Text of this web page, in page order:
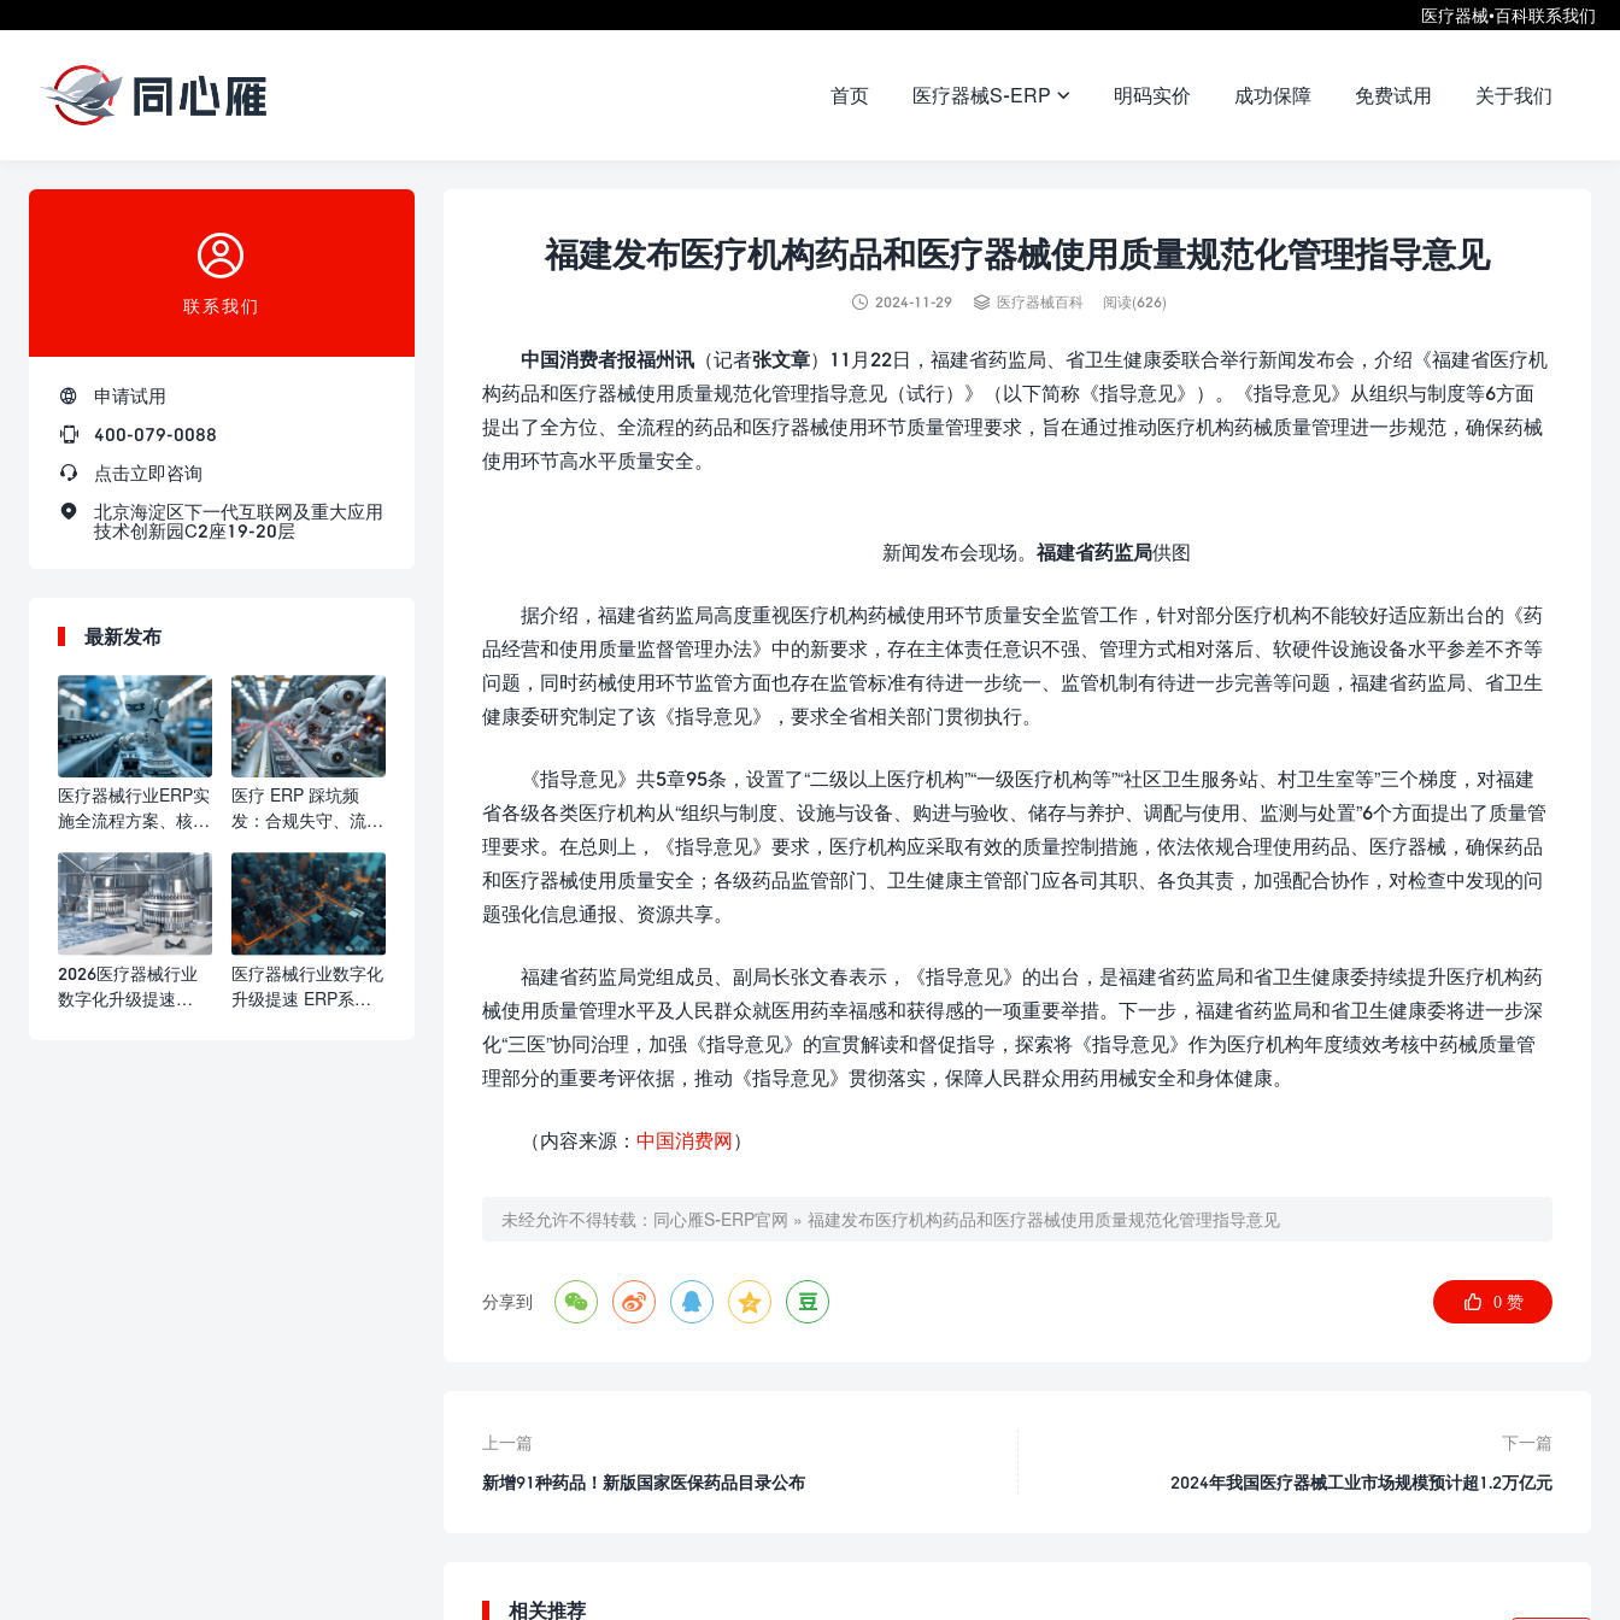
医疗器械•百科联系我们
首页 医疗器械S-ERP  明码实价 成功保障 免费试用 关于我们
福建发布医疗机构药品和医疗器械使用质量规范化管理指导意见
 2024-11-29  医疗器械百科 阅读(626)
中国消费者报福州讯 （记者张文章）11月22日，福建省药监局、省卫生健康委联合举行新闻发布会，介绍《福建省医疗机
构药品和医疗器械使用质量规范化管理指导意见（试行）》（以下简称《指导意见》）。《指导意见》从组织与制度等6方面
提出了全方位、全流程的药品和医疗器械使用环节质量管理要求，旨在通过推动医疗机构药械质量管理进一步规范，确保药械
使用环节高水平质量安全。
新闻发布会现场。 福建省药监局供图
据介绍，福建省药监局高度重视医疗机构药械使用环节质量安全监管工作，针对部分医疗机构不能较好适应新出台的《药
品经营和使用质量监督管理办法》中的新要求，存在主体责任意识不强、管理方式相对落后、软硬件设施设备水平参差不齐等
问题，同时药械使用环节监管方面也存在监管标准有待进一步统一、监管机制有待进一步完善等问题，福建省药监局、省卫生
健康委研究制定了该《指导意见》，要求全省相关部门贯彻执行。
《指导意见》共5章95条，设置了“二级以上医疗机构”“一级医疗机构等”“社区卫生服务站、村卫生室等”三个梯度，对福建
省各级各类医疗机构从“组织与制度、设施与设备、购进与验收、储存与养护、调配与使用、监测与处置”6个方面提出了质量管
理要求。在总则上，《指导意见》要求，医疗机构应采取有效的质量控制措施，依法依规合理使用药品、医疗器械，确保药品
和医疗器械使用质量安全；各级药品监管部门、卫生健康主管部门应各司其职、各负其责，加强配合协作，对检查中发现的问
题强化信息通报、资源共享。
福建省药监局党组成员、副局长张文春表示，《指导意见》的出台，是福建省药监局和省卫生健康委持续提升医疗机构药
械使用质量管理水平及人民群众就医用药幸福感和获得感的一项重要举措。下一步，福建省药监局和省卫生健康委将进一步深
化“三医”协同治理，加强《指导意见》的宣贯解读和督促指导，探索将《指导意见》作为医疗机构年度绩效考核中药械质量管
理部分的重要考评依据，推动《指导意见》贯彻落实，保障人民群众用药用械安全和身体健康。
（内容来源： 中国消费网）
未经允许不得转载： 同心雁S-ERP官网 » 福建发布医疗机构药品和医疗器械使用质量规范化管理指导意见
分享到       0 赞
上一篇
新增91种药品！新版国家医保药品目录公布
下一篇
2024年我国医疗器械工业市场规模预计超1.2万亿元
相关推荐

联系我们

申请试用

400-079-0088

点击立即咨询

北京海淀区下一代互联网及重大应用
技术创新园C2座19-20层
最新发布
医疗器械行业ERP实
施全流程方案、核心
医疗 ERP 踩坑频
发：合规失守、流程
业亟需标准化选型与
实施防线
2026医疗器械行业
数字化升级提速
医疗器械行业数字化
升级提速 ERP系统